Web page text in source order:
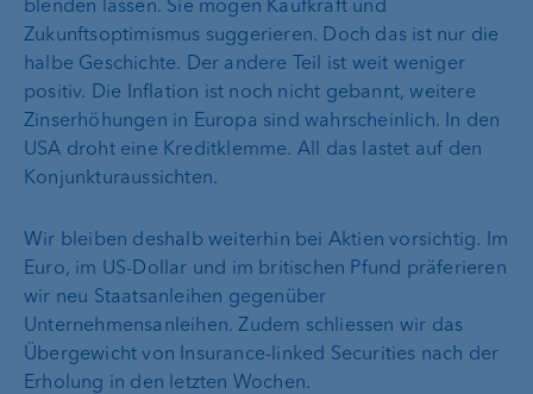
blenden lassen. Sie mögen Kaufkraft und
Zukunftsoptimismus suggerieren. Doch das ist nur die
halbe Geschichte. Der andere Teil ist weit weniger
positiv. Die Inflation ist noch nicht gebannt, weitere
Zinserhöhungen in Europa sind wahrscheinlich. In den
USA droht eine Kreditklemme. All das lastet auf den
Konjunkturaussichten.
Wir bleiben deshalb weiterhin bei Aktien vorsichtig. Im
Euro, im US-Dollar und im britischen Pfund präferieren
wir neu Staatsanleihen gegenüber
Unternehmensanleihen. Zudem schliessen wir das
Übergewicht von Insurance-linked Securities nach der
Erholung in den letzten Wochen.